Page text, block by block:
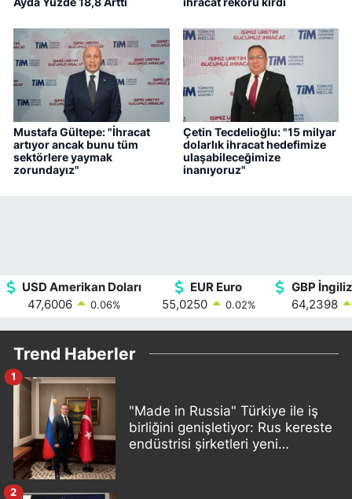
Mustafa Gültepe: "İhracat
artıyor ancak bunu tüm
sektörlere yaymak
zorundayız"
Çetin Tecdelioğlu: "15 milyar
dolarlık ihracat hedefimize
ulaşabileceğimize
inanıyoruz"
USD Amerikan Doları
47,6006
0.06%
EUR Euro
55,0250
0.02%
GBP
64,2398
Trend Haberler
"Made in Russia" Türkiye ile iş
birliğini genişletiyor: Rus kereste
endüstrisi şirketleri yeni
1
2